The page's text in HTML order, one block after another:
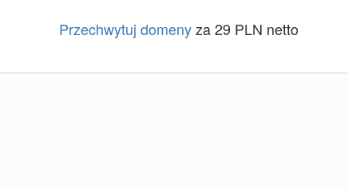
Przechwytuj domenyza 29 PLN netto